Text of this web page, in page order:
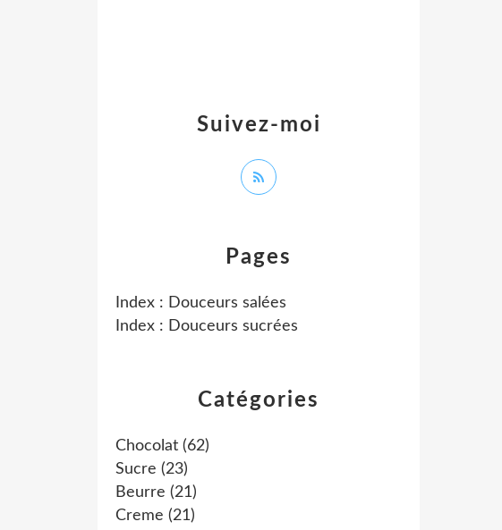
Catégories
Chocolat (62)
Sucre (23)
Beurre (21)
Creme (21)
Pages
Index : Douceurs salées
Index : Douceurs sucrées
Suivez-moi